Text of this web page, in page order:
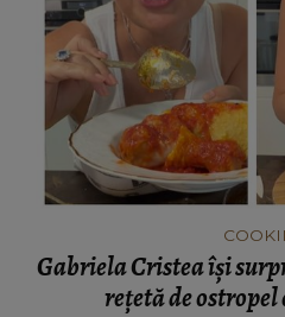
Gabriela Cristea își
rețetă de